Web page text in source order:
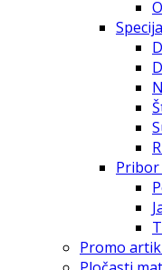
Pribor
Promo